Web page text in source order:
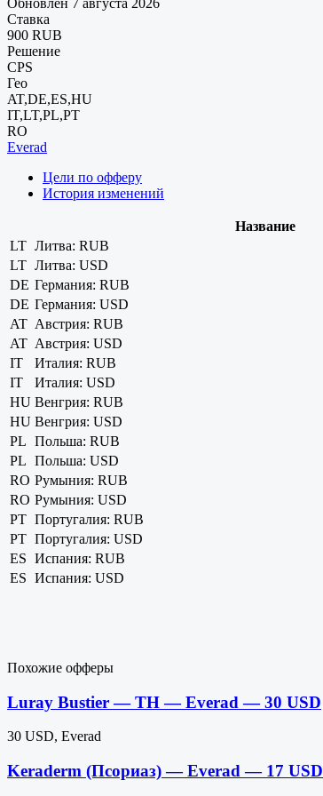
Ставка
900 RUB
Решение
CPS
Гео
AT,DE,ES,HU
IT,LT,PL,PT
RO
Everad
Цели по офферу
История изменений
Название
LT Литва: RUB
LT Литва: USD
DE Германия: RUB
DE Германия: USD
AT Австрия: RUB
AT Австрия: USD
IT
Италия: RUB
IT
Италия: USD
HU Венгрия: RUB
HU Венгрия: USD
PL Польша: RUB
PL Польша: USD
RO Румыния: RUB
RO Румыния: USD
PT Португалия: RUB
PT Португалия: USD
ES Испания: RUB
ES Испания: USD
Похожие офферы
Luray Bustier — TH — Everad — 30 USD
30 USD, Everad
Keraderm (Псориаз) — Everad — 17 USD